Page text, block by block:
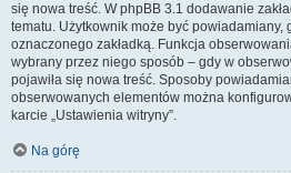
się nowa treść. W phpBB 3.1 dodawanie
tematu. Użytkownik może być powiadamiany,
oznaczonego zakładką. Funkcja
wybrany przez niego sposób – gdy w
pojawiła się nowa treść. Sposoby
obserwowanych elementów można
karcie „Ustawienia witryny”.
Na górę